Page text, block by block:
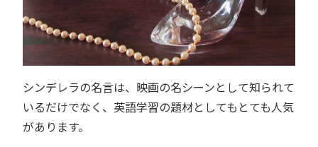
シンデレラの名言は、映画の名シーンとして知られて
いるだけでなく、英語学習の題材としてもとても人気
があります。